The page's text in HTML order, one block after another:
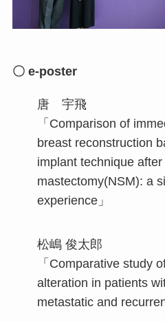
〇 e-poster
唐 宇飛
「Comparison of
breast reconstruction
implant technique
mastectomy(NSM): a
experience」
松嶋 俊太郎
「Comparative study
alteration in patients
metastatic and